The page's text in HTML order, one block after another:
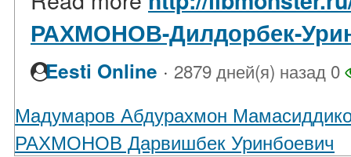
РАХМОНОВ-Дилдорбек-
Eesti Online · 2879 дней(я) назад 0
Мадумаров Абдурахмон
РАХМОНОВ Дарвишбек Уринбоевич